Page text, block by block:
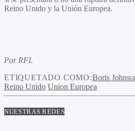
Reino Unido y la Unión Europea.
Por RFI.
ETIQUETADO COMO:Boris
Reino Unido Union Europea
NUESTRAS REDES